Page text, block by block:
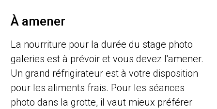
À amener
La nourriture pour la durée du stage photo
galeries est à prévoir et vous devez l'amener.
Un grand réfrigirateur est à votre disposition
pour les aliments frais. Pour les séances
photo dans la grotte, il vaut mieux préférer